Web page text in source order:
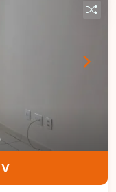
Agende
de
no bairro